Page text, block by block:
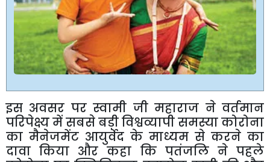
इस अवसर पर स्वामी जी महाराज ने वर्तमान
परिपेक्ष्यमेंसबसेबड़ीविश्वव्यापीसमस्याकोरोना
का मैनेजमेंट आयुर्वेद के माध्यम से करने का
दावा किया और कहा कि पतंजलि ने पहले